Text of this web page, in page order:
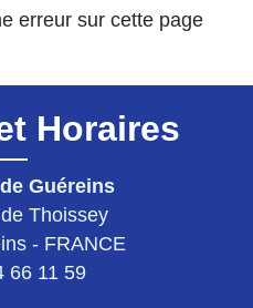
erreur sur cette page
Horaires
Guéreins
Thoissey
- FRANCE
66 11 59